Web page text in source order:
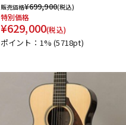
販売価格¥699,900(税込)
特別価格
¥629,000(税込)
ポイント：1%(5718pt)